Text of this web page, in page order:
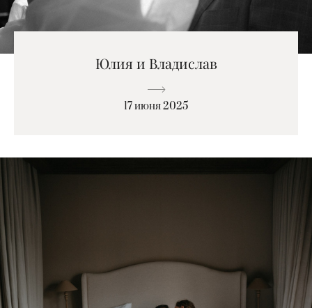
Юлия и Владислав
17 июня 2025